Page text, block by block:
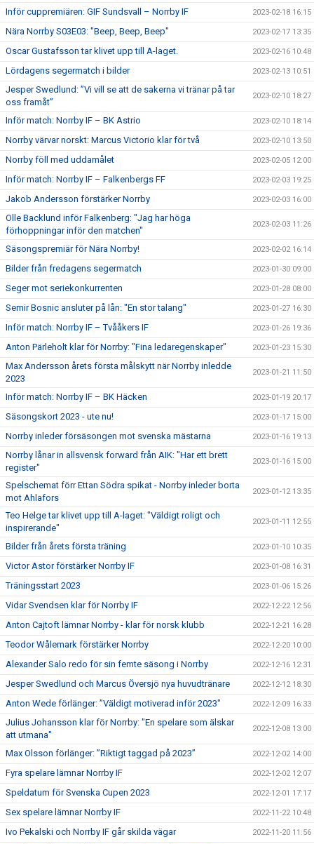
Inför cuppremiären: GIF Sundsvall – Norrby IF 2023-02-18 16:15
Nära Norrby S03E03: "Beep, Beep, Beep" 2023-02-17 13:35
Oscar Gustafsson tar klivet upp till A-laget. 2023-02-16 10:48
Lördagens segermatch i bilder 2023-02-13 10:51
Jesper Swedlund: ”Vi vill se att de sakerna vi tränar på tar
oss framåt”
2023-02-10 18:27
Inför match: Norrby IF – BK Astrio 2023-02-10 18:14
Norrby värvar norskt: Marcus Victorio klar för två 2023-02-10 13:50
Norrby föll med uddamålet 2023-02-05 12:00
Inför match: Norrby IF – Falkenbergs FF 2023-02-03 19:25
Jakob Andersson förstärker Norrby 2023-02-03 16:00
Olle Backlund inför Falkenberg: "Jag har höga
förhoppningar inför den matchen"
2023-02-03 11:26
Säsongspremiär för Nära Norrby! 2023-02-02 16:14
Bilder från fredagens segermatch 2023-01-30 09:00
Seger mot seriekonkurrenten 2023-01-28 08:00
Semir Bosnic ansluter på lån: "En stor talang" 2023-01-27 16:30
Inför match: Norrby IF – Tvååkers IF 2023-01-26 19:36
Anton Pärleholt klar för Norrby: "Fina ledaregenskaper" 2023-01-23 15:30
Max Andersson årets första målskytt när Norrby inledde
2023
2023-01-21 11:50
Inför match: Norrby IF – BK Häcken 2023-01-19 20:17
Säsongskort 2023 - ute nu! 2023-01-17 15:00
Norrby inleder försäsongen mot svenska mästarna 2023-01-16 19:13
Norrby lånar in allsvensk forward från AIK: "Har ett brett
register"
2023-01-16 15:00
Spelschemat förr Ettan Södra spikat - Norrby inleder borta
mot Ahlafors
2023-01-12 13:35
Teo Helge tar klivet upp till A-laget: "Väldigt roligt och
inspirerande"
2023-01-11 12:55
Bilder från årets första träning 2023-01-10 10:35
Victor Astor förstärker Norrby IF 2023-01-08 16:31
Träningsstart 2023 2023-01-06 15:26
Vidar Svendsen klar för Norrby IF 2022-12-22 12:56
Anton Cajtoft lämnar Norrby - klar för norsk klubb 2022-12-21 16:28
Teodor Wålemark förstärker Norrby 2022-12-20 10:00
Alexander Salo redo för sin femte säsong i Norrby 2022-12-16 12:31
Jesper Swedlund och Marcus Översjö nya huvudtränare 2022-12-12 18:30
Anton Wede förlänger: ”Väldigt motiverad inför 2023" 2022-12-09 16:33
Julius Johansson klar för Norrby: "En spelare som älskar
att utmana"
2022-12-08 13:00
Max Olsson förlänger: ”Riktigt taggad på 2023” 2022-12-02 14:00
Fyra spelare lämnar Norrby IF 2022-12-02 12:07
Speldatum för Svenska Cupen 2023 2022-12-01 17:17
Sex spelare lämnar Norrby IF 2022-11-22 10:48
Ivo Pekalski och Norrby IF går skilda vägar 2022-11-20 11:56